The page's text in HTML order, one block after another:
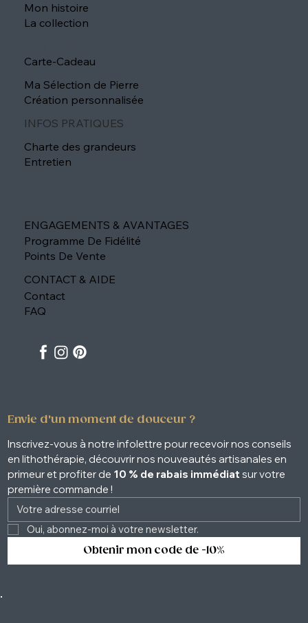
Mon histoire
La collection
Carte-Cadeau
Ma Sélection de Pierre
Création personnalisée
INFOS PRATIQUES
Charte des grandeurs
Entretien
ENGAGEMENTS & AVANTAGES
Programme De Fidélité
Points De Vente
CONTACT & AIDE
Contact
FAQ
Envie d'un moment de douceur ?
Inscrivez-vous à notre infolettre pour recevoir nos conseils
en lithothérapie, découvrir nos nouveautés artisanales en
primeur et profiter de 10 % de rabais immédiat sur votre
première commande !
Obtenir mon code de -10%